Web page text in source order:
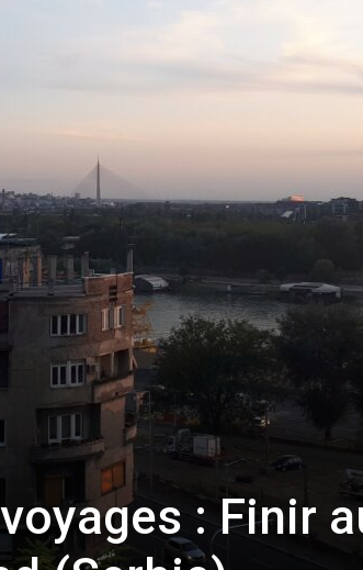
l'info
locale
–
: Finir